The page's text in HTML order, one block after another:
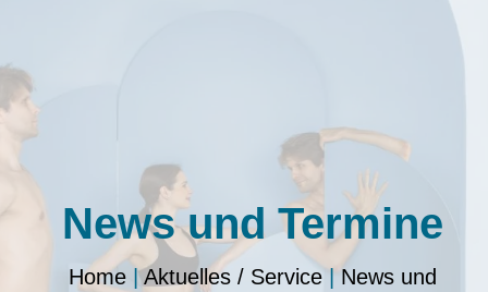
News und Termine
Home|Aktuelles / Service|News und